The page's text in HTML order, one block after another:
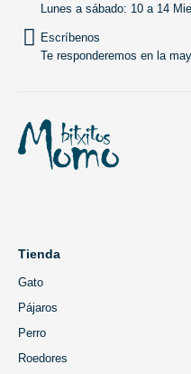
Lunes a sábado: 10 a 14
Escríbenos
Te responderemos en la
Tienda
Gato
Pájaros
Perro
Roedores